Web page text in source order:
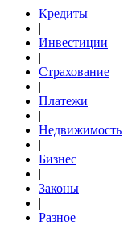
Кредиты
|
Инвестиции
|
Страхование
|
Платежи
|
Недвижимость
|
Бизнес
|
Законы
|
Разное